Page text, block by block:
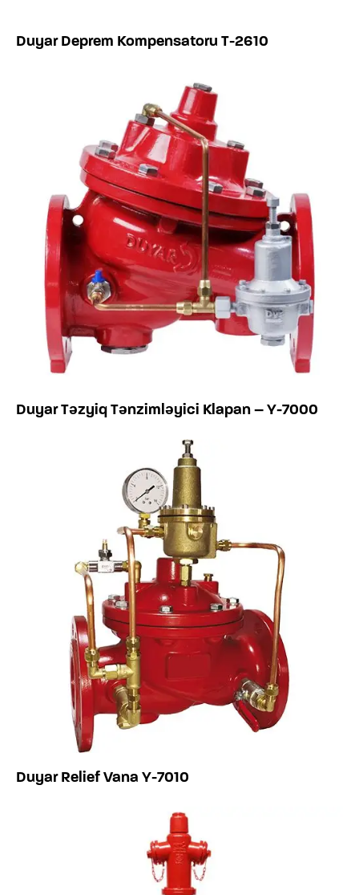
Duyar Deprem Kompensatoru T-2610
Duyar Təzyiq Tənzimləyici Klapan – Y-7000
Duyar Relief Vana Y-7010